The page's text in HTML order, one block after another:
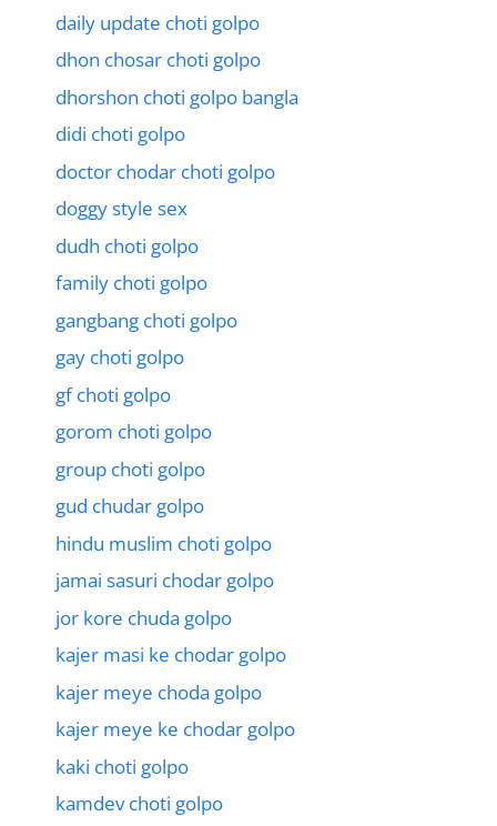
daily update choti golpo
dhon chosar choti golpo
dhorshon choti golpo bangla
didi choti golpo
doctor chodar choti golpo
doggy style sex
dudh choti golpo
family choti golpo
gangbang choti golpo
gay choti golpo
gf choti golpo
gorom choti golpo
group choti golpo
gud chudar golpo
hindu muslim choti golpo
jamai sasuri chodar golpo
jor kore chuda golpo
kajer masi ke chodar golpo
kajer meye choda golpo
kajer meye ke chodar golpo
kaki choti golpo
kamdev choti golpo